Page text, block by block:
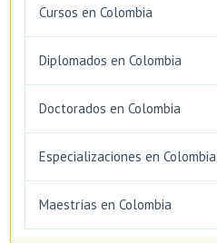
Cursos en Colombia
Diplomados en Colombia
Doctorados en Colombia
Especializaciones en Colombia
Maestrías en Colombia